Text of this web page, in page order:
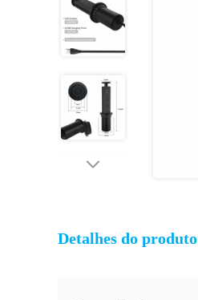
Detalhes do produto